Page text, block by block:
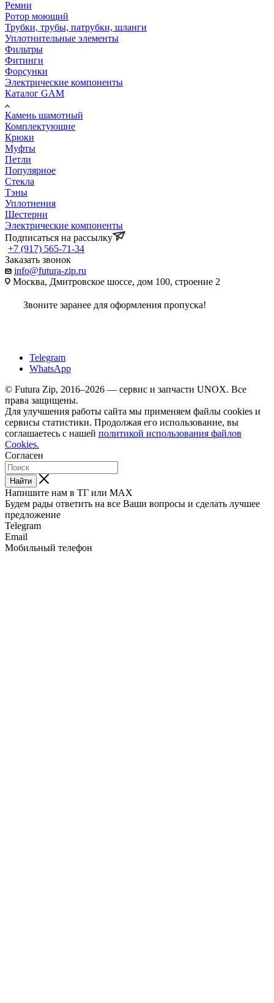
Ремни
Ротор моющий
Трубки, трубы, патрубки, шланги
Уплотнительные элементы
Фильтры
Фитинги
Форсунки
Электрические компоненты
Каталог GAM
Камень шамотный
Комплектующие
Крюки
Муфты
Петли
Популярное
Стекла
Тэны
Уплотнения
Шестерни
Электрические компоненты
Подписаться на рассылку
+7 (917) 565-71-34
Заказать звонок
info@futura-zip.ru
Москва, Дмитровское шоссе, дом 100, строение 2
Звоните заранее для оформления пропуска!
Telegram
WhatsApp
© Futura Zip, 2016–2026 — сервис и запчасти UNOX. Все
права защищены.
Для улучшения работы сайта мы применяем файлы cookies и
сервисы статистики. Продолжая его использование, вы
соглашаетесь с нашей политикой использования файлов
Cookies.
Согласен
Найти
Напишите нам в ТГ или MAX
Будем рады ответить на все Ваши вопросы и сделать лучшее
предложение
Telegram
Email
Мобильный телефон